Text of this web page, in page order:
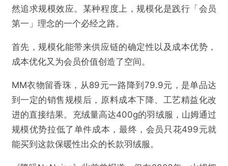
然追求规模效应。某种程度上，规模化是践行「会员
第一」理念的一个必经之路。
首先，规模化能带来供应链的确定性以及成本优势，
成本优化又为会员价值创造了空间。
MM衣物留香珠，从89元一路降到79.9元，是单品达
到一定的销售规模后，原料成本下降、工艺精益化改
进的直接结果。充绒量高达400g的羽绒服，山姆通过
规模优势拉低了单件成本，最终，会员只花499元就
能买到这款保暖性出众的长款羽绒服。